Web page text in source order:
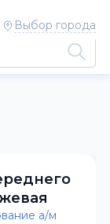
Выбор города
а/м